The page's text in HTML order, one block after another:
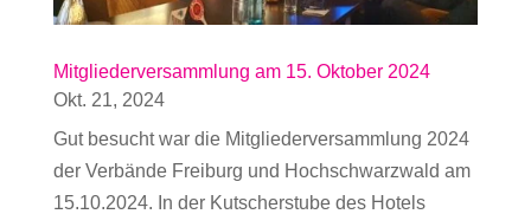
Mitgliederversammlung am 15. Oktober 2024
Okt. 21, 2024
Gut besucht war die Mitgliederversammlung 2024
der Verbände Freiburg und Hochschwarzwald am
15.10.2024. In der Kutscherstube des Hotels